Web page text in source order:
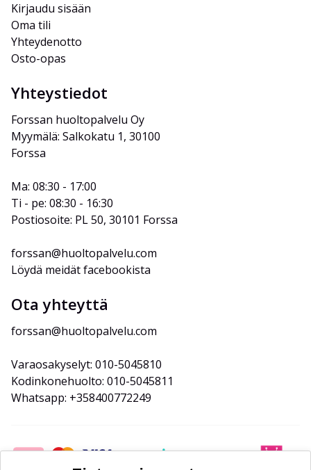
Kirjaudu sisään
Oma tili
Yhteydenotto
Osto-opas
Yhteystiedot
Forssan huoltopalvelu Oy
Myymälä: Salkokatu 1, 30100
Forssa
Ma: 08:30 - 17:00
Ti - pe: 08:30 - 16:30
Postiosoite: PL 50, 30101 Forssa
forssan@huoltopalvelu.com
Löydä meidät facebookista
Ota yhteyttä
forssan@huoltopalvelu.com
Varaosakyselyt: 010-5045810
Kodinkonehuolto: 010-5045811
Whatsapp: +358400772249